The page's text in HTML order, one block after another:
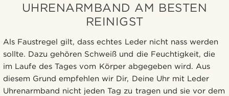
UHRENARMBAND AM BESTEN
REINIGST
Als Faustregel gilt, dass echtes Leder nicht nass werden
sollte. Dazu gehören Schweiß und die Feuchtigkeit, die
im Laufe des Tages vom Körper abgegeben wird. Aus
diesem Grund empfehlen wir Dir, Deine Uhr mit Leder
Uhrenarmband nicht jeden Tag zu tragen und sie vor dem